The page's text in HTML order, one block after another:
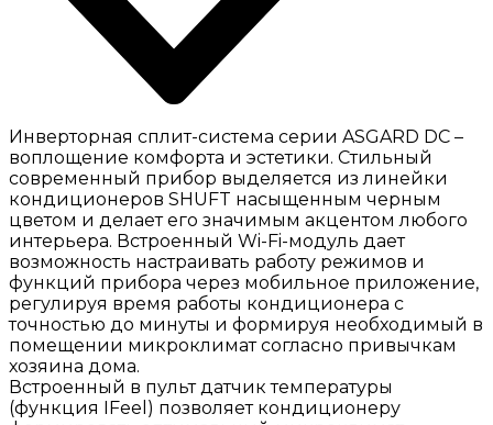
Инверторная сплит-система серии ASGARD DC –
воплощение комфорта и эстетики. Стильный
современный прибор выделяется из линейки
кондиционеров SHUFT насыщенным черным
цветом и делает его значимым акцентом любого
интерьера. Встроенный Wi-Fi-модуль дает
возможность настраивать работу режимов и
функций прибора через мобильное приложение,
регулируя время работы кондиционера с
точностью до минуты и формируя необходимый в
помещении микроклимат согласно привычкам
хозяина дома.
Встроенный в пульт датчик температуры
(функция IFeel) позволяет кондиционеру